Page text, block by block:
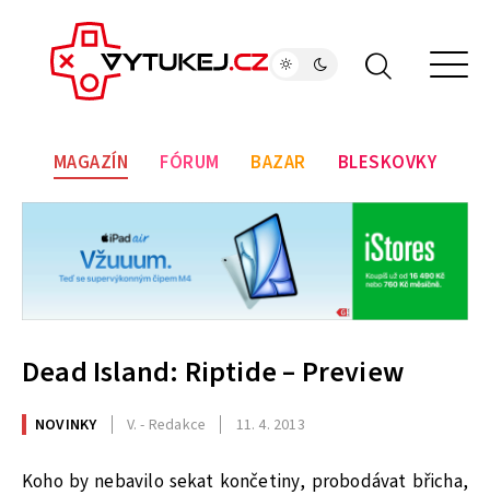
MAGAZÍN FÓRUM BAZAR BLESKOVKY
Dead Island: Riptide – Preview
NOVINKY V. - Redakce 11. 4. 2013
Koho by nebavilo sekat končetiny, probodávat břicha,